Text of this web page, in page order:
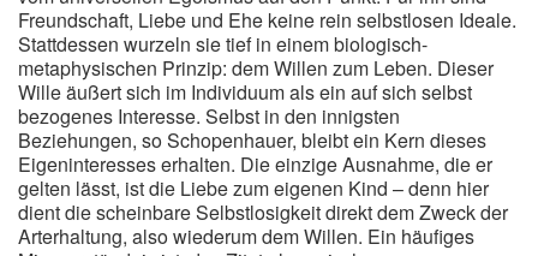
Freundschaft, Liebe und Ehe keine rein selbstlosen Ideale.
Stattdessen wurzeln sie tief in einem biologisch-
metaphysischen Prinzip: dem Willen zum Leben. Dieser
Wille äußert sich im Individuum als ein auf sich selbst
bezogenes Interesse. Selbst in den innigsten
Beziehungen, so Schopenhauer, bleibt ein Kern dieses
Eigeninteresses erhalten. Die einzige Ausnahme, die er
gelten lässt, ist die Liebe zum eigenen Kind – denn hier
dient die scheinbare Selbstlosigkeit direkt dem Zweck der
Arterhaltung, also wiederum dem Willen. Ein häufiges